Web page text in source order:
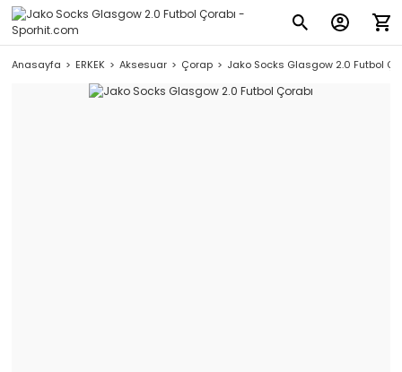
Anasayfa ERKEK Aksesuar Çorap Jako Socks Glasgow 2.0 Futbol